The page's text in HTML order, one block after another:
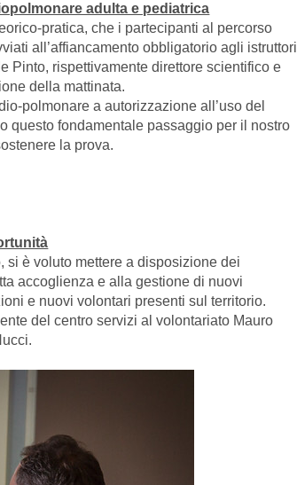
adulta e pediatrica
pratica, che i partecipanti al percorso
all’affiancamento obbligatorio agli istruttori
Pinto, rispettivamente direttore scientifico e
della mattinata.
polmonare a autorizzazione all’uso del
questo fondamentale passaggio per il nostro
la prova.
è voluto mettere a disposizione dei
accoglienza e alla gestione di nuovi
e nuovi volontari presenti sul territorio.
del centro servizi al volontariato Mauro